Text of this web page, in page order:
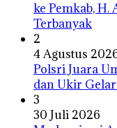
ke Pemkab,
Terbanyak
2
4 Agustus
Polsri Juara
dan Ukir
3
30 Juli 2026